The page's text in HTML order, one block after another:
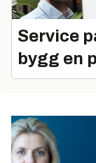
Service
bygg en